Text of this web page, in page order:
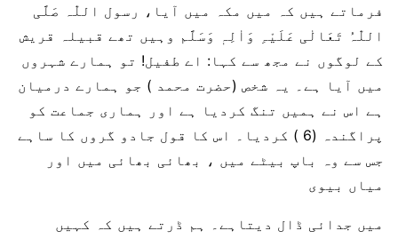
فرماتے ہیں کہ میں مکہ میں آیا، رسول اللّٰہ صَلَّی
اللّٰہُ تَعَالٰی عَلَیْہِ وَاٰلِہٖ وَسَلَّم وہیں تھے قبیلہ قریش
کے لوگوں نے مجھ سے کہا: اے طفیل! تو ہمارے شہروں
میں آیا ہے۔ یہ شخص (حضرت محمد ) جو ہمارے درمیان
ہے اس نے ہمیں تنگ کردیا ہے اور ہماری جماعت کو
پراگندہ (6 ) کردیا۔ اس کا قول جادو گروں کا ساہے
جس سے وہ باپ بیٹے میں ، بھائی بھائی میں اور
میاں بیوی
میں جدائی ڈال دیتاہے۔ ہم ڈرتے ہیں کہ کہیں